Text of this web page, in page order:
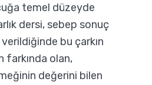
temel düzeyde
dersi, sebep sonuç
bu çarkın
farkında olan,
değerini bilen